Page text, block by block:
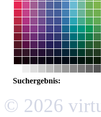
Suchergebnis:
© 2026